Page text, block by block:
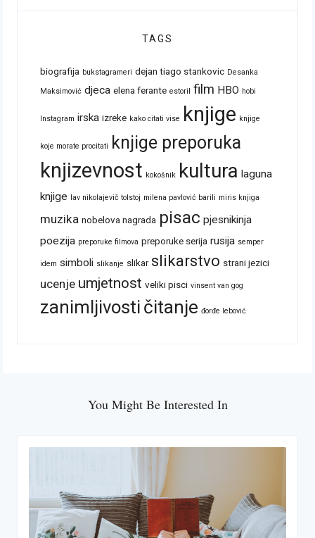
TAGS
biografija bukstagrameri dejan tiago stankovic Desanka
Maksimović djeca elena ferante estoril film HBO hobi
Instagram irska izreke kako citati vise knjige knjige
koje morate procitati knjige preporuka
knjizevnost kokošnik kultura laguna
knjige
lav nikolajevič tolstoj milena pavlović barili miris knjiga
muzika nobelova nagrada pisac pjesnikinja
poezija preporuke filmova preporuke serija rusija semper
idem simboli slikanje slikar slikarstvo strani jezici
ucenje umjetnost veliki pisci vinsent van gog
zanimljivosti čitanje đorđe lebović
You Might Be Interested In